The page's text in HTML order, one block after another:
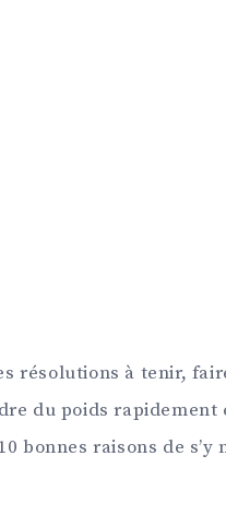
résolutions à tenir,
du poids rapidement
bonnes raisons de s’y